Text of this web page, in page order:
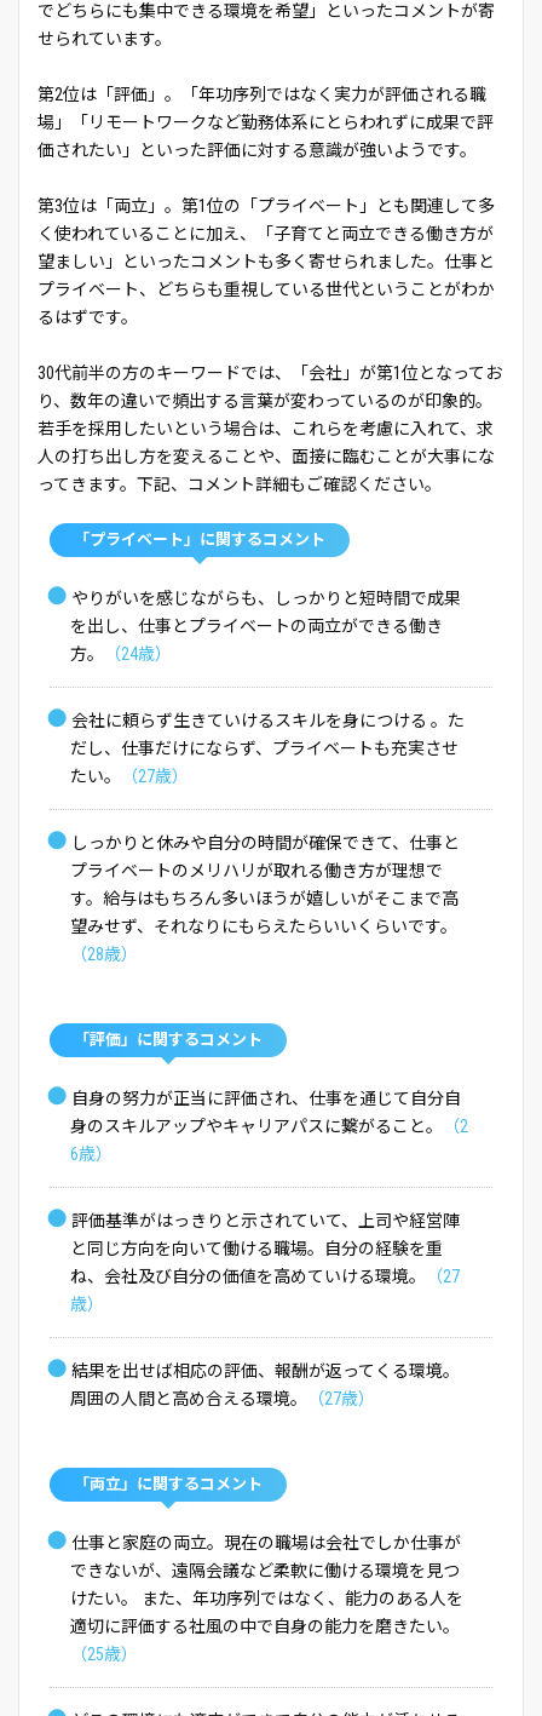
でどちらにも集中できる環境を希望」といったコメントが寄
せられています。
第2位は「評価」。「年功序列ではなく実力が評価される職
場」「リモートワークなど勤務体系にとらわれずに成果で評
価されたい」といった評価に対する意識が強いようです。
第3位は「両立」。第1位の「プライベート」とも関連して多
く使われていることに加え、「子育てと両立できる働き方が
望ましい」といったコメントも多く寄せられました。仕事と
プライベート、どちらも重視している世代ということがわか
るはずです。
30代前半の方のキーワードでは、「会社」が第1位となってお
り、数年の違いで頻出する言葉が変わっているのが印象的。
若手を採用したいという場合は、これらを考慮に入れて、求
人の打ち出し方を変えることや、面接に臨むことが大事にな
ってきます。下記、コメント詳細もご確認ください。
「プライベート」に関するコメント
● やりがいを感じながらも、しっかりと短時間で成果
を出し、仕事とプライベートの両立ができる働き
方。
（24歳）
● 会社に頼らず生きていけるスキルを身につける 。た
だし、仕事だけにならず、プライベートも充実させ
たい。
（27歳）
● しっかりと休みや自分の時間が確保できて、仕事と
プライベートのメリハリが取れる働き方が理想で
す。給与はもちろん多いほうが嬉しいがそこまで高
望みせず、それなりにもらえたらいいくらいです。
（28歳）
「評価」に関するコメント
● 自身の努力が正当に評価され、仕事を通じて自分自
身のスキルアップやキャリアパスに繋がること。
（2
6歳）
● 評価基準がはっきりと示されていて、上司や経営陣
と同じ方向を向いて働ける職場。自分の経験を重
ね、会社及び自分の価値を高めていける環境。
（27
歳）
● 結果を出せば相応の評価、報酬が返ってくる環境。
周囲の人間と高め合える環境。
（27歳）
「両立」に関するコメント
● 仕事と家庭の両立。現在の職場は会社でしか仕事が
できないが、遠隔会議など柔軟に働ける環境を見つ
けたい。 また、年功序列ではなく、能力のある人を
適切に評価する社風の中で自身の能力を磨きたい。
（25歳）